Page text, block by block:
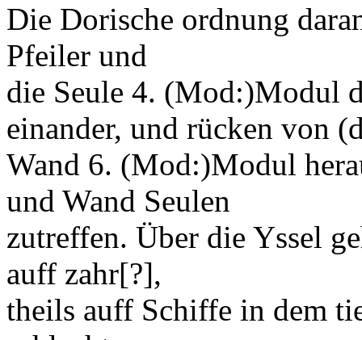
Die Dorische ordnung
Pfeiler und
die Seule 4. (Mod:)Modul
einander, und rücken von
Wand 6. (Mod:)Modul
und Wand Seulen
zutreffen. Über die Yssel
auff zahr[?],
theils auff Schiffe in dem